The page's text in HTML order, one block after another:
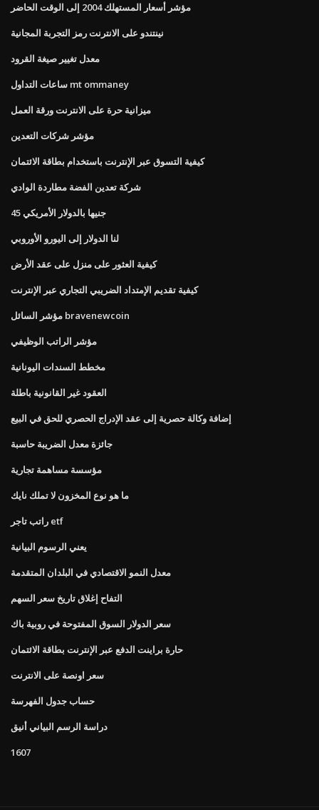
مؤشر أسعار المستهلك 2004 إلى الوقت الحاضر
نينتندو على الانترنت رمز التجربة المجانية
معدل تغيير صيغة القرود
ساعات التداول mt ommaney
ميزانية حرة على الانترنت ورقة العمل
مؤشر شركات التعدين
كيفية التسوق عبر الإنترنت باستخدام بطاقة الائتمان
شركة تعدين الفضة مطاردة الوادي
45 جنيها بالدولار الأمريكي
لنا الدولار إلى اليورو الأوروبي
كيفية العثور على منزل على عقد الأرض
كيفية تقديم الإمتداد الضريبي التجاري عبر الإنترنت
مؤشر السائل bravenewcoin
مؤشر الراتب الوظيفي
مخطط السندات اليونانية
العقود غير القانونية باطلة
إضافة وكالة حصرية إلى عقد الإدراج الحصري للحق في البيع
جائزة معدل الضريبة حاسبة
مؤسسة مساهمة تجارية
ما هو نوع المخزون لا تملك نايك
راتب تاجر etf
يعني الرسوم البيانية
معدل النمو الاقتصادي في البلدان المتقدمة
التفاح إغلاق تاريخ سعر السهم
سعر الدولار السوق المفتوحة في روبية باك
حارة براينت الدفع عبر الإنترنت بطاقة الائتمان
سعر اونصة على الانترنت
حساب جدول الفهرسة
دراسة الرسم البياني أنيق
1607